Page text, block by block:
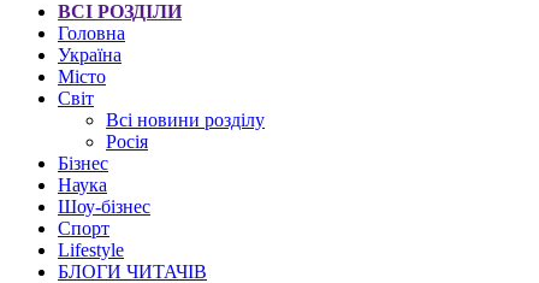
ВСІ РОЗДІЛИ
Головна
Україна
Місто
Світ
Всі новини розділу
Росія
Бізнес
Наука
Шоу-бізнес
Спорт
Lifestyle
БЛОГИ ЧИТАЧІВ